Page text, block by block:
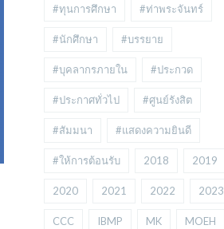
#ทุนการศึกษา #ท่าพระจันทร์
#นักศึกษา #บรรยาย
#บุคลากรภายใน #ประกวด
#ประกาศทั่วไป #ศูนย์รังสิต
#สัมมนา #แสดงความยินดี
#ให้การต้อนรับ 2018 2019
2020 2021 2022 2023
CCC IBMP MK MOEH